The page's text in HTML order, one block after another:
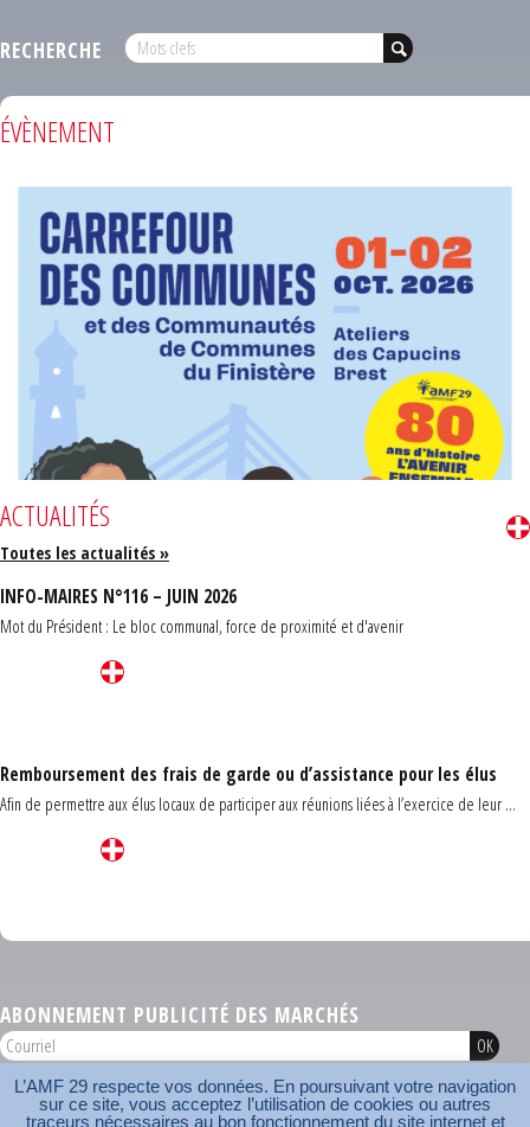
RECHERCHE
ÉVÈNEMENT
ACTUALITÉS
Toutes les actualités »
INFO-MAIRES N°116 – JUIN 2026
Mot du Président : Le bloc communal, force de proximité et d'avenir
Remboursement des frais de garde ou d’assistance pour les élus
Afin de permettre aux élus locaux de participer aux réunions liées à l’exercice de leur ...
ABONNEMENT PUBLICITÉ DES MARCHÉS
AMF 29 © 2026
Plan du site Nos coordonnées Mentions légales Contact
L’AMF 29 respecte vos données. En poursuivant votre navigation
sur ce site, vous acceptez l’utilisation de cookies ou autres
traceurs nécessaires au bon fonctionnement du site internet et